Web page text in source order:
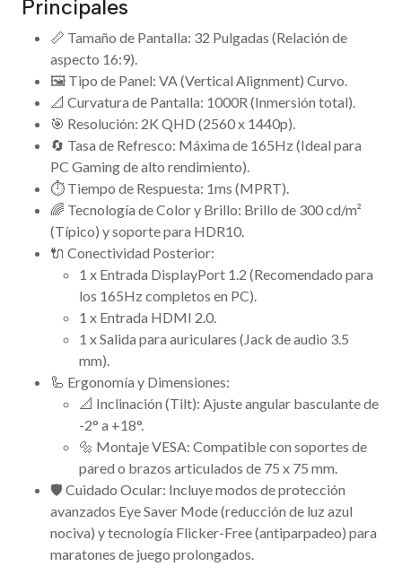
Principales
📏 Tamaño de Pantalla: 32 Pulgadas (Relación de
aspecto 16:9).
🖼️ Tipo de Panel: VA (Vertical Alignment) Curvo.
📐 Curvatura de Pantalla: 1000R (Inmersión total).
🎯 Resolución: 2K QHD (2560 x 1440p).
🔄 Tasa de Refresco: Máxima de 165Hz (Ideal para
PC Gaming de alto rendimiento).
⏱️ Tiempo de Respuesta: 1ms (MPRT).
🌈 Tecnología de Color y Brillo: Brillo de 300 cd/m²
(Típico) y soporte para HDR10.
🔌 Conectividad Posterior:
1 x Entrada DisplayPort 1.2 (Recomendado para
los 165Hz completos en PC).
1 x Entrada HDMI 2.0.
1 x Salida para auriculares (Jack de audio 3.5
mm).
🦾 Ergonomía y Dimensiones:
📐 Inclinación (Tilt): Ajuste angular basculante de
-2° a +18°.
🔩 Montaje VESA: Compatible con soportes de
pared o brazos articulados de 75 x 75 mm.
🛡️ Cuidado Ocular: Incluye modos de protección
avanzados Eye Saver Mode (reducción de luz azul
nociva) y tecnología Flicker-Free (antiparpadeo) para
maratones de juego prolongados.